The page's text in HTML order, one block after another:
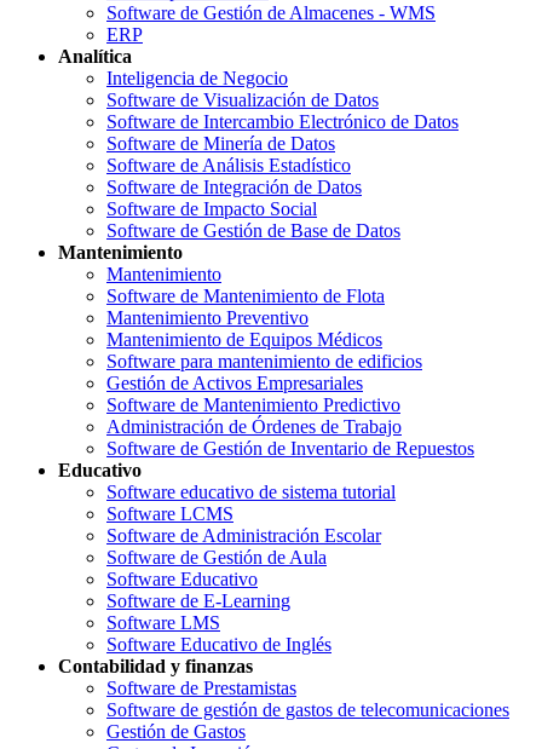
Software de Gestión de Almacenes - WMS
ERP
Analítica
Inteligencia de Negocio
Software de Visualización de Datos
Software de Intercambio Electrónico de Datos
Software de Minería de Datos
Software de Análisis Estadístico
Software de Integración de Datos
Software de Impacto Social
Software de Gestión de Base de Datos
Mantenimiento
Mantenimiento
Software de Mantenimiento de Flota
Mantenimiento Preventivo
Mantenimiento de Equipos Médicos
Software para mantenimiento de edificios
Gestión de Activos Empresariales
Software de Mantenimiento Predictivo
Administración de Órdenes de Trabajo
Software de Gestión de Inventario de Repuestos
Educativo
Software educativo de sistema tutorial
Software LCMS
Software de Administración Escolar
Software de Gestión de Aula
Software Educativo
Software de E-Learning
Software LMS
Software Educativo de Inglés
Contabilidad y finanzas
Software de Prestamistas
Software de gestión de gastos de telecomunicaciones
Gestión de Gastos